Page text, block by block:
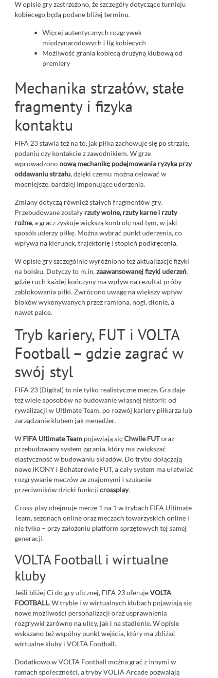
W opisie gry zastrzeżono, że szczegóły dotyczące turnieju
kobiecego będą podane bliżej terminu.
Więcej autentycznych rozgrywek
międzynarodowych i lig kobiecych
Możliwość grania kobiecą drużyną klubową od
premiery
Mechanika strzałów, stałe
fragmenty i fizyka
kontaktu
FIFA 23 stawia też na to, jak piłka zachowuje się po strzale,
podaniu czy kontakcie z zawodnikiem. W grze
wprowadzono nową mechanikę podejmowania ryzyka przy
oddawaniu strzału, dzięki czemu można celować w
mocniejsze, bardziej imponujące uderzenia.
Zmiany dotyczą również stałych fragmentów gry.
Przebudowane zostały rzuty wolne, rzuty karne i rzuty
rożne, a gracz zyskuje większą kontrolę nad tym, w jaki
sposób uderzy piłkę. Można wybrać punkt uderzenia, co
wpływa na kierunek, trajektorię i stopień podkręcenia.
W opisie gry szczególnie wyróżniono też aktualizacje fizyki
na boisku. Dotyczy to m.in.zaawansowanej fizyki uderzeń,
gdzie ruch każdej kończyny ma wpływ na rezultat próby
zablokowania piłki. Zwrócono uwagę na większy wpływ
bloków wykonywanych przez ramiona, nogi, dłonie, a
nawet palce.
Tryb kariery, FUT i VOLTA
Football – gdzie zagrać w
swój styl
FIFA 23 (Digital) to nie tylko realistyczne mecze. Gra daje
też wiele sposobów na budowanie własnej historii: od
rywalizacji w Ultimate Team, po rozwój kariery piłkarza lub
zarządzanie klubem jak menedżer.
W FIFA Ultimate Team pojawiają sięChwile FUToraz
przebudowany system zgrania, który ma zwiększać
elastyczność w budowaniu składów. Do trybu dołączają
nowe IKONY i Bohaterowie FUT, a cały system ma ułatwiać
rozgrywanie meczów ze znajomymi i szukanie
przeciwników dzięki funkcji crossplay.
Cross-play obejmuje mecze 1 na 1 w trybach FIFA Ultimate
Team, sezonach online oraz meczach towarzyskich online i
nie tylko – przy założeniu platform sprzętowych tej samej
generacji.
VOLTA Football i wirtualne
kluby
Jeśli bliżej Ci do gry ulicznej, FIFA 23 oferujeVOLTA
FOOTBALL. W trybie i w wirtualnych klubach pojawiają się
nowe możliwości personalizacji oraz usprawnienia
rozgrywki zarówno na ulicy, jak i na stadionie. W opisie
wskazano też wspólny punkt wejścia, który ma zbliżać
wirtualne kluby i VOLTA Football.
Dodatkowo w VOLTA Football można grać z innymi w
ramach społeczności, a tryby VOLTA Arcade pozwalają